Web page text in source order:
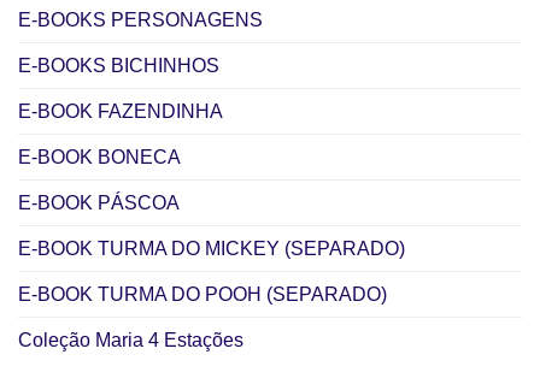
E-BOOKS PERSONAGENS
E-BOOKS BICHINHOS
E-BOOK FAZENDINHA
E-BOOK BONECA
E-BOOK PÁSCOA
E-BOOK TURMA DO MICKEY (SEPARADO)
E-BOOK TURMA DO POOH (SEPARADO)
Coleção Maria 4 Estações